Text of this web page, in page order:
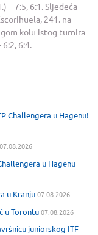
– 7:5, 6:1. Sljedeća
241. na
kolu istog turnira
6:4.
Challengera u Hagenu!
07.08.2026
u Hagenu
u Kranju07.08.2026
u Torontu07.08.2026
juniorskog ITF